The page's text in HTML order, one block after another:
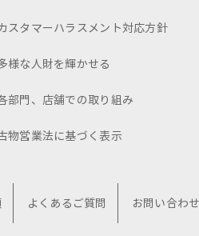
スタマーハラスメント対応方針
様な人財を輝かせる
部門、店舗での取り組み
物営業法に基づく表示
よくあるご質問 お問い合わせ